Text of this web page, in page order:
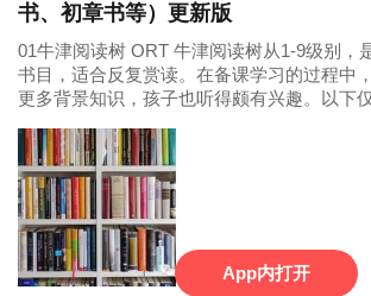
书、初章书等）更新版
​01牛津阅读树 ORT 牛津阅读树从1-9级别，
书目，适合反复赏读。在备课学习的过程中
更多背景知识，孩子也听得颇有兴趣。以下
App内打开